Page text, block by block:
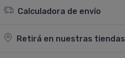
Calculadora de envío
Retirá en nuestras tiendas